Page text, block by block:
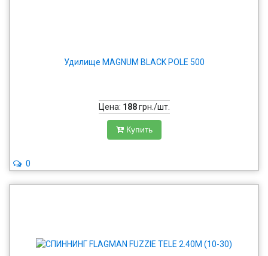
Удилище MAGNUM BLACK POLE 500
Цена: 188грн./шт.
Купить
0